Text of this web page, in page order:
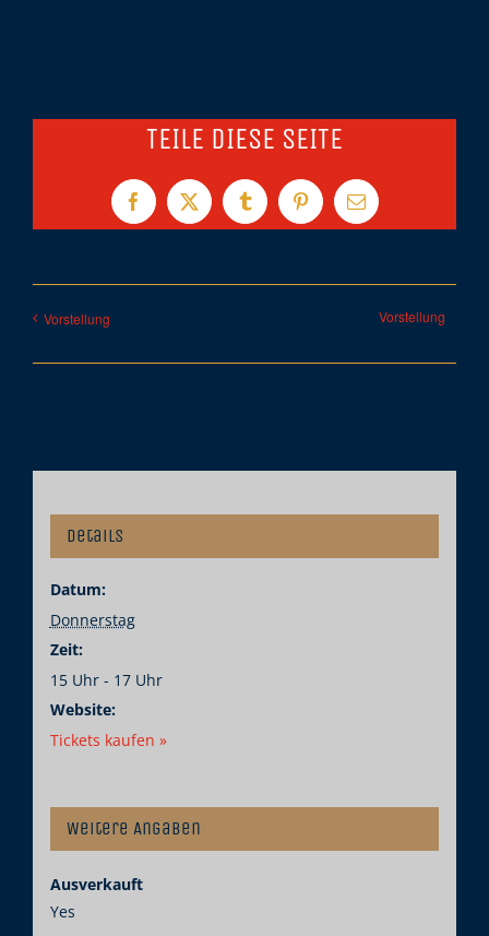
TEILE DIESE SEITE
Facebook
X TumblrPinterest
E-
Mail
Vorstellung Vorstellung
Details
Datum:
Donnerstag
Zeit:
15 Uhr - 17 Uhr
Website:
Tickets kaufen »
Weitere Angaben
Ausverkauft
Yes